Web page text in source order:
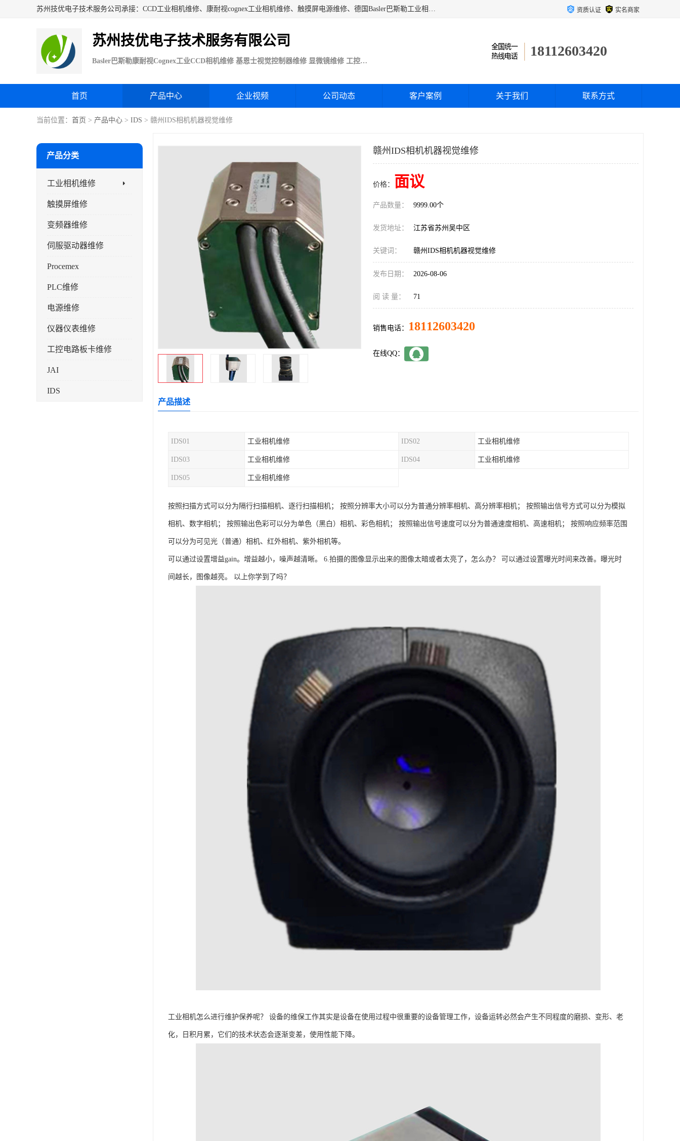
苏州技优电子技术服务公司承接：CCD工业相机维修、康耐视cognex工业相机维修、触摸屏电源维修、德国Basler巴斯勒工业相机维修、科研蛋白分析仪制冷相机维修等各种设备维修。公司客户行业涉及机械制造、注塑业、橡胶、电路板制造工厂、印刷、电梯、汽车生产、发电、电镀、医疗、食品、包装等。 资质认证 实名商家
苏州技优电子技术服务有限公司
Basler巴斯勒康耐视Cognex工业CCD相机维修 基恩士视觉控制器维修 显微镜维修 工控触摸屏电源电路板维修
18112603420
首页 产品中心 企业视频 公司动态 客户案例 关于我们 联系方式
当前位置： 首页 > 产品中心 > IDS > 赣州IDS相机机器视觉维修
产品分类
工业相机维修
触摸屏维修
变频器维修
伺服驱动器维修
Procemex
PLC维修
电源维修
仪器仪表维修
工控电路板卡维修
JAI
IDS
赣州IDS相机机器视觉维修
价格： 面议
产品数量： 9999.00个
发货地址： 江苏省苏州吴中区
关键词： 赣州IDS相机机器视觉维修
发布日期： 2026-08-06
阅 读 量： 71
销售电话： 18112603420
在线QQ：
产品描述
IDS01 工业相机维修 IDS02 工业相机维修
IDS03 工业相机维修 IDS04 工业相机维修
IDS05 工业相机维修
按照扫描方式可以分为隔行扫描相机、逐行扫描相机； 按照分辨率大小可以分为普通分辨率相机、高分辨率相机； 按照输出信号方式可以分为模拟
相机、数字相机； 按照输出色彩可以分为单色（黑白）相机、彩色相机； 按照输出信号速度可以分为普通速度相机、高速相机； 按照响应频率范围
可以分为可见光（普通）相机、红外相机、紫外相机等。
可以通过设置增益gain。增益越小，噪声越清晰。 6.拍摄的图像显示出来的图像太暗或者太亮了，怎么办？ 可以通过设置曝光时间来改善。曝光时
间越长，图像越亮。 以上你学到了吗？
工业相机怎么进行维护保养呢？ 设备的维保工作其实是设备在使用过程中很重要的设备管理工作，设备运转必然会产生不同程度的磨损、变形、老
化，日积月累，它们的技术状态会逐渐变差，使用性能下降。